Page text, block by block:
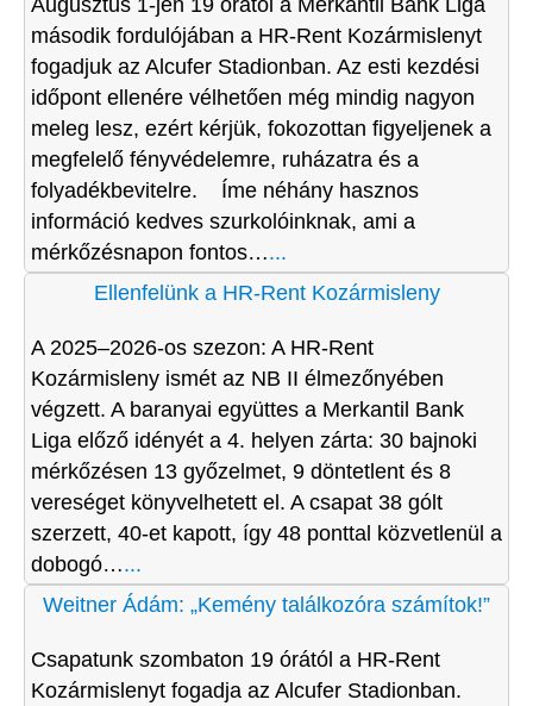
második fordulójában a HR-Rent Kozármislenyt
fogadjuk az Alcufer Stadionban. Az esti kezdési
időpont ellenére vélhetően még mindig nagyon
meleg lesz, ezért kérjük, fokozottan figyeljenek a
megfelelő fényvédelemre, ruházatra és a
folyadékbevitelre. Íme néhány hasznos
információ kedves szurkolóinknak, ami a
mérkőzésnapon fontos…...
Ellenfelünk a HR-Rent Kozármisleny
A 2025–2026-os szezon: A HR-Rent
Kozármisleny ismét az NB II élmezőnyében
végzett. A baranyai együttes a Merkantil Bank
Liga előző idényét a 4. helyen zárta: 30 bajnoki
mérkőzésen 13 győzelmet, 9 döntetlent és 8
vereséget könyvelhetett el. A csapat 38 gólt
szerzett, 40-et kapott, így 48 ponttal közvetlenül a
dobogó…...
Weitner Ádám: „Kemény találkozóra számítok!”
Csapatunk szombaton 19 órától a HR-Rent
Kozármislenyt fogadja az Alcufer Stadionban.